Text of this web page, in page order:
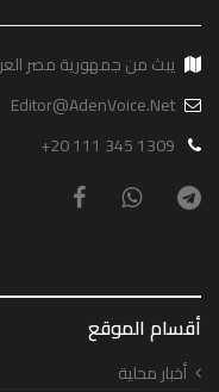
يبث من جمهورية مصر
Editor@AdenVoice.Net
+20 111 345 1309
أقسام الموقع
أخبار محلية